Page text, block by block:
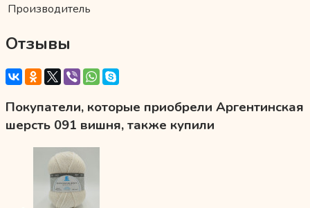
Производитель
Отзывы
Покупатели, которые приобрели Аргентинская
шерсть 091 вишня, также купили